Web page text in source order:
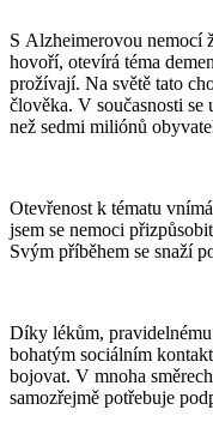
S Alzheimerovou nemocí
hovoří, otevírá téma
prožívají. Na světě tato
člověka. V současnosti
než sedmi miliónů
Otevřenost k tématu
jsem se nemoci
Svým příběhem se snaží
Díky lékům,
bohatým sociálním
bojovat. V mnoha
samozřejmě potřebuje